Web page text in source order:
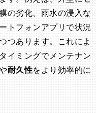
の劣化、雨水の浸入な
トフォンアプリで状況
つあります。これによ
イミングでメンテナン
耐久性をより効率的に